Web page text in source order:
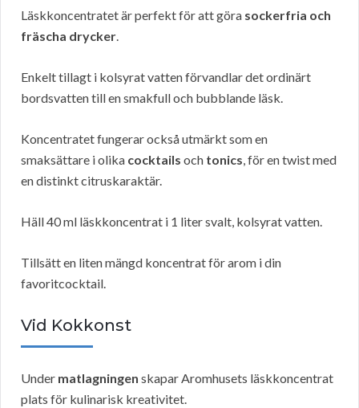
Läskkoncentratet är perfekt för att göra sockerfria och
fräscha drycker.
Enkelt tillagt i kolsyrat vatten förvandlar det ordinärt
bordsvatten till en smakfull och bubblande läsk.
Koncentratet fungerar också utmärkt som en
smaksättare i olika cocktails och tonics, för en twist med
en distinkt citruskaraktär.
Häll 40 ml läskkoncentrat i 1 liter svalt, kolsyrat vatten.
Tillsätt en liten mängd koncentrat för arom i din
favoritcocktail.
Vid Kokkonst
Under matlagningen skapar Aromhusets läskkoncentrat
plats för kulinarisk kreativitet.